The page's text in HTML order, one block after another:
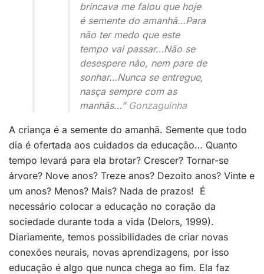
brincava me falou que hoje
é semente do amanhã…Para
não ter medo que este
tempo vai passar…Não se
desespere não, nem pare de
sonhar…Nunca se entregue,
nasça sempre com as
manhãs…” Gonzaguinha
A criança é a semente do amanhã. Semente que todo
dia é ofertada aos cuidados da educação… Quanto
tempo levará para ela brotar? Crescer? Tornar-se
árvore? Nove anos? Treze anos? Dezoito anos? Vinte e
um anos? Menos? Mais? Nada de prazos! É
necessário colocar a educação no coração da
sociedade durante toda a vida (Delors, 1999).
Diariamente, temos possibilidades de criar novas
conexões neurais, novas aprendizagens, por isso
educação é algo que nunca chega ao fim. Ela faz